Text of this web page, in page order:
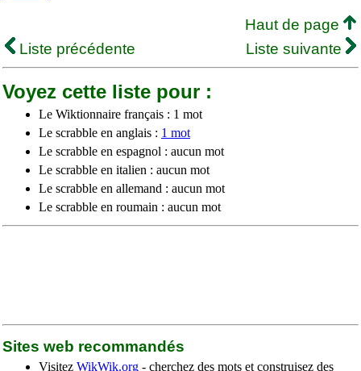
Haut de page
Liste précédente
Liste suivante
Voyez cette liste pour :
Le Wiktionnaire français : 1 mot
Le scrabble en anglais : 1 mot
Le scrabble en espagnol : aucun mot
Le scrabble en italien : aucun mot
Le scrabble en allemand : aucun mot
Le scrabble en roumain : aucun mot
Sites web recommandés
Visitez WikWik.org - cherchez des mots et construisez des